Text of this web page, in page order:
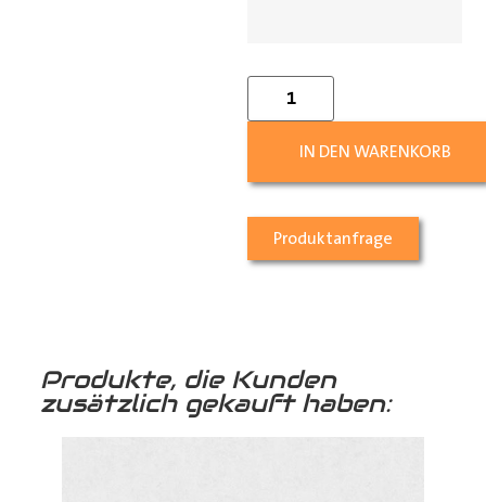
IN DEN WARENKORB
Produktanfrage
Produkte, die Kunden
zusätzlich gekauft haben: